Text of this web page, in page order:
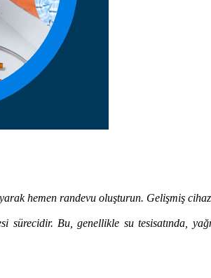
hemen randevu oluşturun. Gelişmiş
Bu, genellikle su tesisatında,